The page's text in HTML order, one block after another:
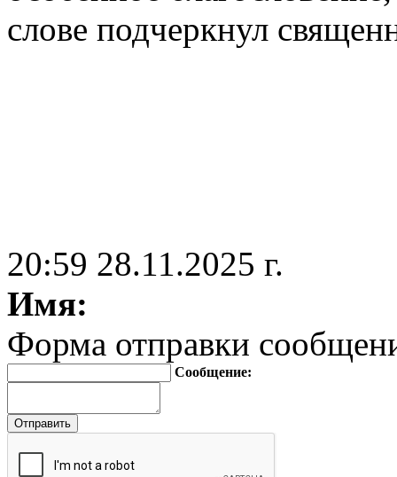
слове подчеркнул
20:59 28.11.2025 г.
Имя:
Форма отправки
Сообщение: